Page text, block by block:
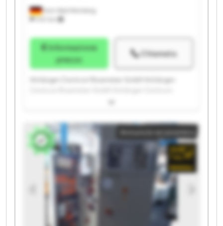
Horn-Bad Meinberg
1.147 km
prezzo
Chiamata
Rosemeier GmbH Anhänger-Centrum Rosemeier
Anhänger-Centrum Rosemeier GmbH Anhänger-
Centrum Rosemeier GmbH Anhänger-Centrum
Rosemeier GmbH Anhänger-Centrum Rosemeier
GmbH Anhänger-Centrum Rosemeier GmbH
Anhänger-Centrum Rosemeier GmbH Anhänger-
Centrum Rosemeier GmbH Anhänger-Centrum
Rosemeier GmbH Anhänger-Centrum Rosemeier
GmbH Anhänger-Centrum Rosemeier GmbH
Anhänger-Centrum Rosemeier GmbH Anhänger-
Centrum Rosemeier GmbH Anhänger-Centrum
Annuncio economico